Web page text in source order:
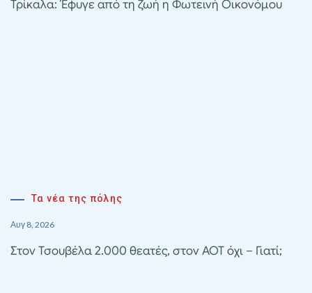
Τρίκαλα: Έφυγε από τη ζωή η Φωτεινή Οικονόμου
Τα νέα της πόλης
Αυγ 8, 2026
Στον Τσουβέλα 2.000 θεατές, στον ΑΟΤ όχι – Γιατί;